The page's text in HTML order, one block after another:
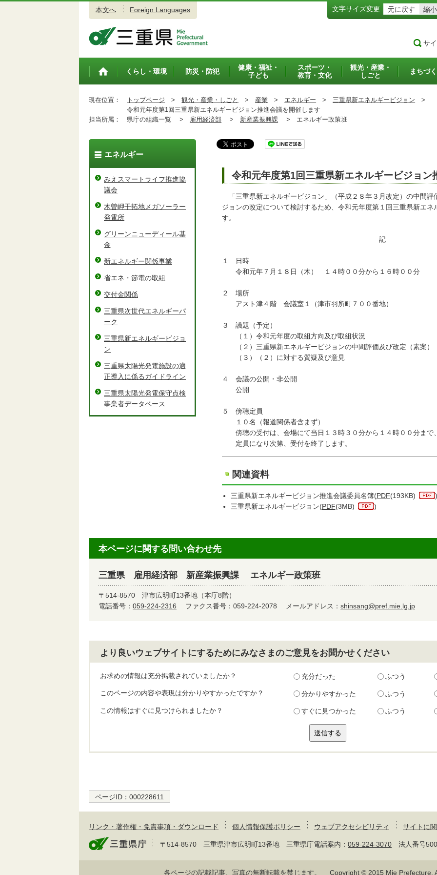
本文へ Foreign Languages 文字サイズ変更 元に戻す 縮小
サ
トップペ
くらし・環境 防災・防犯
健康・福祉・
子ども
スポーツ・
教育・文化
観光・産業・
しごと
まちづ
現在位置： トップページ > 観光・産業・しごと > 産業 > エネルギー > 三重県新エネルギービジョン >
令和元年度第1回三重県新エネルギービジョン推進会議を開催します
担当所属：
県庁の組織一覧 > 雇用経済部 > 新産業振興課 > エネルギー政策班
令和元年度第1回三重県新エネルギービジョン
「三重県新エネルギービジョン」（平成２８年３月改定）の中間評
ジョンの改定について検討するため、令和元年度第１回三重県新エ
す。
記
１ 日時
令和元年７月１８日（木） １４時００分から１６時００分
２ 場所
アスト津４階 会議室１（津市羽所町７００番地）
３ 議題（予定）
（１）令和元年度の取組方向及び取組状況
（２）三重県新エネルギービジョンの中間評価及
（３）（２）に対する質疑及び意見
４ 会議の公開・非公開
公開
５ 傍聴定員
１０名（報道関係者含まず）
傍聴の受付は、会場にて当日１３時３０分から１４時００分まで
定員になり次第、受付を終了します。
関連資料
三重県新エネルギービジョン推進会議委員名簿(PDF(193KB)
)
三重県新エネルギービジョン(PDF(3MB) )
エネルギー
みえスマートライフ推進協
議会
木曽岬干拓地メガソーラー
発電所
グリーンニューディール基
金
新エネルギー関係事業
省エネ・節電の取組
交付金関係
三重県次世代エネルギーパ
ーク
三重県新エネルギービジョ
ン
三重県太陽光発電施設の適
正導入に係るガイドライン
三重県太陽光発電保守点検
事業者データベース
本ページに関する問い合わせ先
三重県 雇用経済部 新産業振興課 エネルギー政策班
〒514-8570 津市広明町13番地（本庁8階）
電話番号： 059-224-2316 ファクス番号：059-224-2078 メールアドレス： shinsang@pref.mie.lg.jp
より良いウェブサイトにするためにみなさまのご意見をお聞かせください
お求めの情報は充分掲載されていましたか？ 充分だった ふつう
このページの内容や表現は分かりやすかったですか？ 分かりやすかった ふつう
この情報はすぐに見つけられましたか？ すぐに見つかった ふつう
ページID： 000228611
リンク・著作権・免責事項・ダウンロード 個人情報保護ポリシー ウェブアクセシビリティ サイトに
〒514-8570 三重県津市広明町13番地 三重県庁電話案内： 059-224-3070 法人番号
各ページの記載記事、写真の無断転載を禁じます。 Copyright © 2015 Mie Prefecture,